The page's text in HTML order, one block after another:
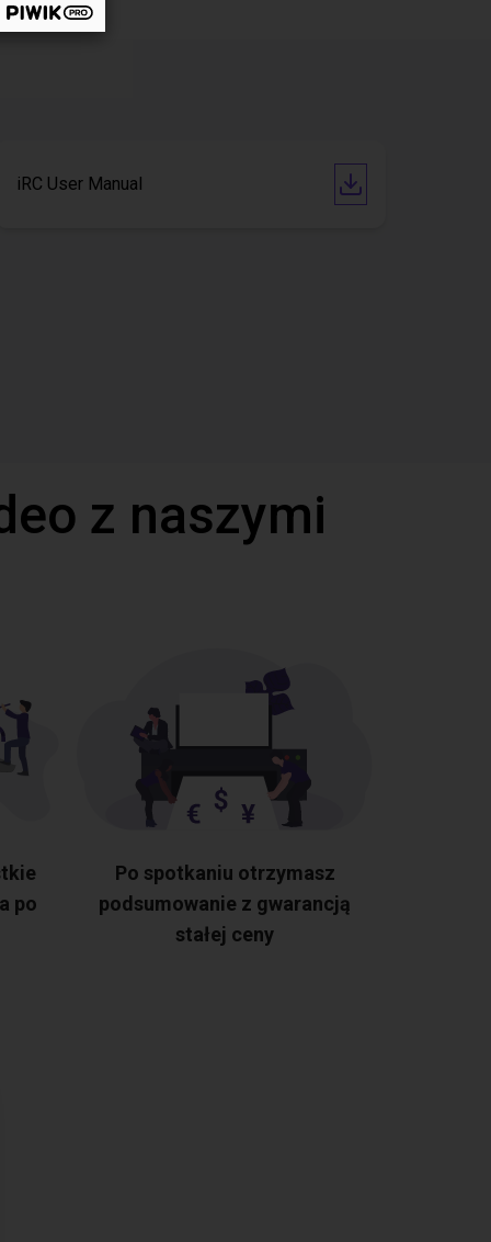
iRC User Manual
z naszymi
po
Po spotkaniu otrzymasz
podsumowanie z gwarancją
stałej ceny